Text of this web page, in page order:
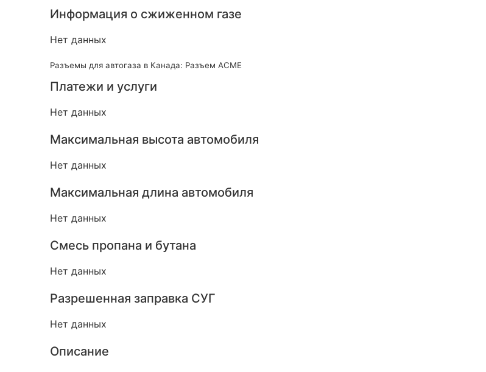
Информация о сжиженном газе
Нет данных
Разъемы для автогаза в Канада: Разъем ACME
Платежи и услуги
Нет данных
Максимальная высота автомобиля
Нет данных
Максимальная длина автомобиля
Нет данных
Смесь пропана и бутана
Нет данных
Разрешенная заправка СУГ
Нет данных
Описание